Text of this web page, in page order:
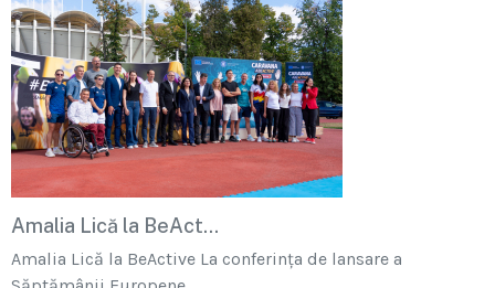
Amalia Lică la BeAct...
Amalia Lică la BeActive La conferința de lansare a